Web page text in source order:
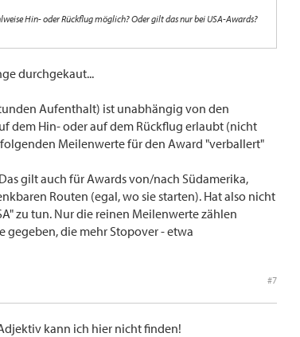
Hin- oder Rückflug möglich? Oder gilt das nur bei USA-Awards?
durchgekaut...
Aufenthalt) ist unabhängig von den
dem Hin- oder auf dem Rückflug erlaubt (nicht
Meilenwerte für den Award "verballert"
Das gilt auch für Awards von/nach Südamerika,
Routen (egal, wo sie starten). Hat also nicht
zu tun. Nur die reinen Meilenwerte zählen
gegeben, die mehr Stopover - etwa
#7
kann ich hier nicht finden!